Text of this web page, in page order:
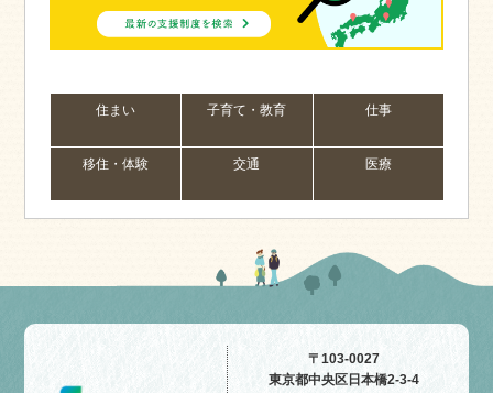
住まい 子育て・教育 仕事
移住・体験 交通 医療
〒103-0027
東京都中央区日本橋2-3-4